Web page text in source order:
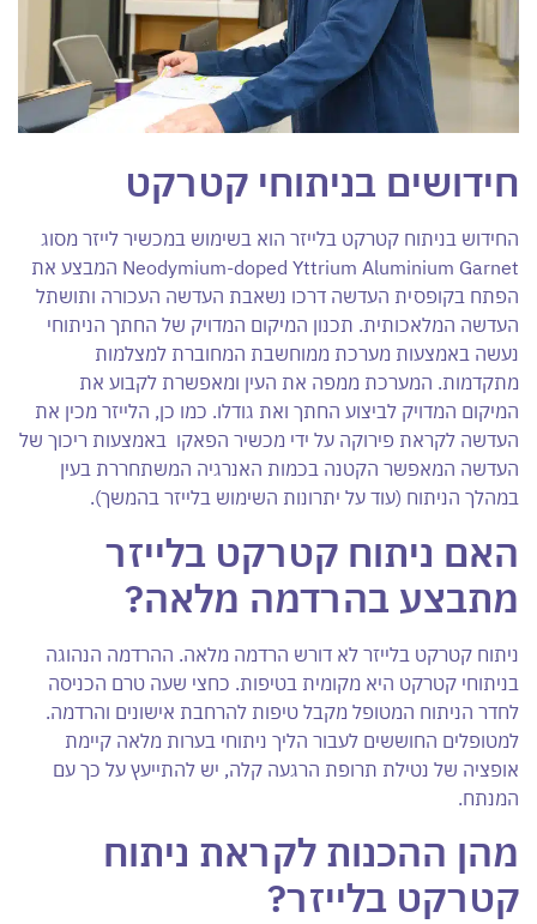
חידושים בניתוחי קטרקט
החידוש בניתוח קטרקט בלייזר הוא בשימוש במכשיר לייזר מסוג
Neodymium-doped Yttrium Aluminium Garnet המבצע את
הפתח בקופסית העדשה דרכו נשאבת העדשה העכורה ותושתל
העדשה המלאכותית. תכנון המיקום המדויק של החתך הניתוחי
נעשה באמצעות מערכת ממוחשבת המחוברת למצלמות
מתקדמות. המערכת ממפה את העין ומאפשרת לקבוע את
המיקום המדויק לביצוע החתך ואת גודלו. כמו כן, הלייזר מכין את
העדשה לקראת פירוקה על ידי מכשיר הפאקו באמצעות ריכוך של
העדשה המאפשר הקטנה בכמות האנרגיה המשתחררת בעין
במהלך הניתוח (עוד על יתרונות השימוש בלייזר בהמשך).
האם ניתוח קטרקט בלייזר
מתבצע בהרדמה מלאה?
ניתוח קטרקט בלייזר לא דורש הרדמה מלאה. ההרדמה הנהוגה
בניתוחי קטרקט היא מקומית בטיפות. כחצי שעה טרם הכניסה
לחדר הניתוח המטופל מקבל טיפות להרחבת אישונים והרדמה.
למטופלים החוששים לעבור הליך ניתוחי בערות מלאה קיימת
אופציה של נטילת תרופת הרגעה קלה, יש להתייעץ על כך עם
המנתח.
מהן ההכנות לקראת ניתוח
קטרקט בלייזר?